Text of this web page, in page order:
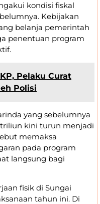
kondisi fiskal
Kebijakan
belanja pemerintah
penentuan program
Pelaku Curat
Polisi
yang sebelumnya
triliun kini turun menjadi
memaksa
pada program
langsung bagi
fisik di Sungai
tahun ini. Di